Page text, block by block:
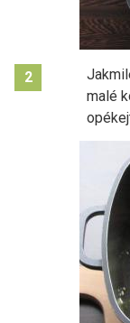
2
malé